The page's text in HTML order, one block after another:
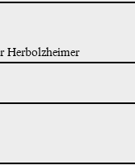
Herbolzheimer